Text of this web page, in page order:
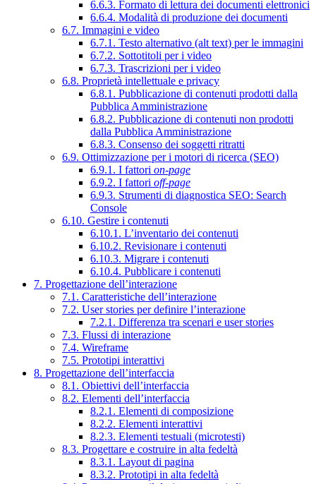
6.6.3. Formato di lettura dei documenti elettronici
6.6.4. Modalità di produzione dei documenti
6.7. Immagini e video
6.7.1. Testo alternativo (alt text) per le immagini
6.7.2. Sottotitoli per i video
6.7.3. Trascrizioni per i video
6.8. Proprietà intellettuale e privacy
6.8.1. Pubblicazione di contenuti prodotti dalla
Pubblica Amministrazione
6.8.2. Pubblicazione di contenuti non prodotti
dalla Pubblica Amministrazione
6.8.3. Consenso dei soggetti ritratti
6.9. Ottimizzazione per i motori di ricerca (SEO)
6.9.1. I fattori on-page
6.9.2. I fattori off-page
6.9.3. Strumenti di diagnostica SEO: Search
Console
6.10. Gestire i contenuti
6.10.1. L’inventario dei contenuti
6.10.2. Revisionare i contenuti
6.10.3. Migrare i contenuti
6.10.4. Pubblicare i contenuti
7. Progettazione dell’interazione
7.1. Caratteristiche dell’interazione
7.2. User stories per definire l’interazione
7.2.1. Differenza tra scenari e user stories
7.3. Flussi di interazione
7.4. Wireframe
7.5. Prototipi interattivi
8. Progettazione dell’interfaccia
8.1. Obiettivi dell’interfaccia
8.2. Elementi dell’interfaccia
8.2.1. Elementi di composizione
8.2.2. Elementi interattivi
8.2.3. Elementi testuali (microtesti)
8.3. Progettare e costruire in alta fedeltà
8.3.1. Layout di pagina
8.3.2. Prototipi in alta fedeltà